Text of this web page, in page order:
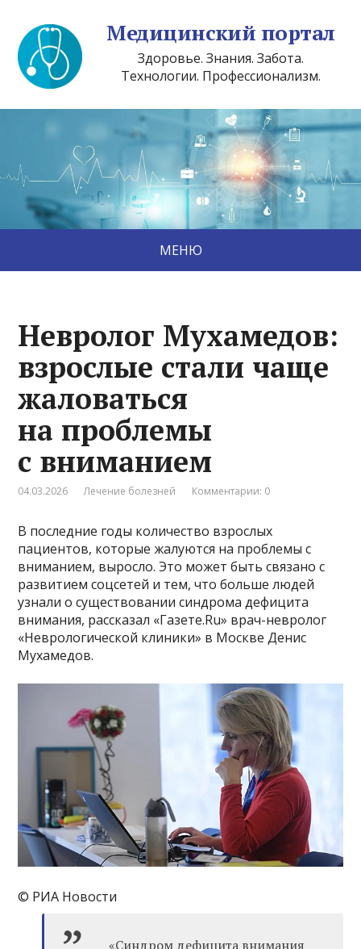
Медицинский портал
Здоровье. Знания. Забота.
Технологии. Профессионализм.
МЕНЮ
Невролог Мухамедов:
взрослые стали чаще
жаловаться
на проблемы
с вниманием
04.03.2026 Лечение болезней Комментарии: 0
В последние годы количество взрослых
пациентов, которые жалуются на проблемы с
вниманием, выросло. Это может быть связано с
развитием соцсетей и тем, что больше людей
узнали о существовании синдрома дефицита
внимания, рассказал «Газете.Ru» врач-невролог
«Неврологической клиники» в Москве Денис
Мухамедов.
© РИА Новости
«Синдром дефицита внимания